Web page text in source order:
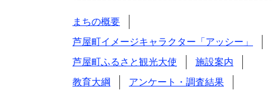
まちの概要
芦屋町イメージキャラクター「アッシー」
芦屋町ふるさと観光大使
施設案内
教育大綱
アンケート・調査結果